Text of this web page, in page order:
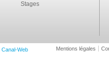
Stages
Canal-Web Mentions légales